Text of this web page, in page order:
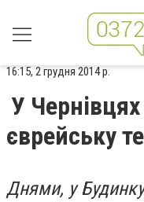
16:15, 2 грудня 2014 р.
У Чернівцях
єврейську
Днями, у